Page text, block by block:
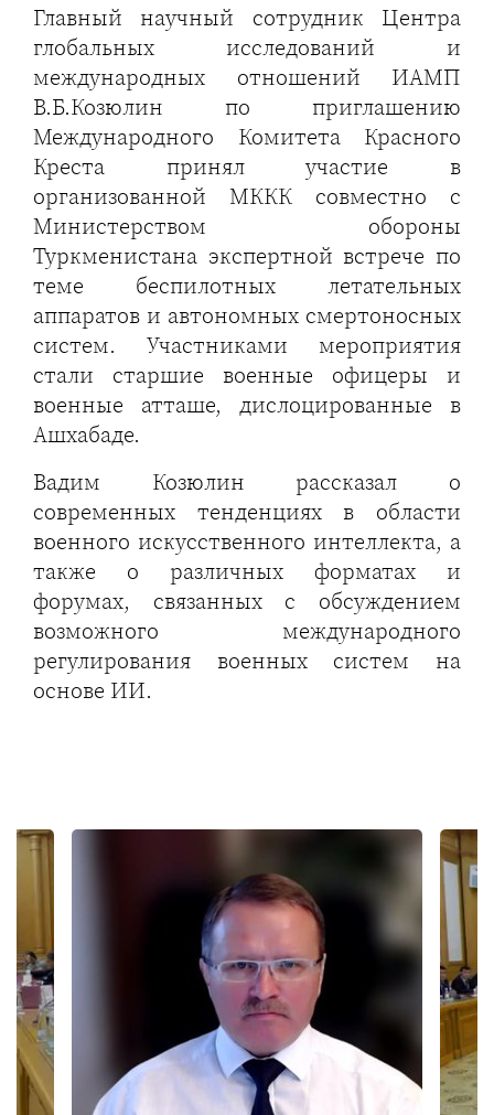
Главный научный сотрудник Центра
глобальных исследований и
международных отношений ИАМП
В.Б.Козюлин по приглашению
Международного Комитета Красного
Креста принял участие в
организованной МККК совместно с
Министерством обороны
Туркменистана экспертной встрече по
теме беспилотных летательных
аппаратов и автономных смертоносных
систем. Участниками мероприятия
стали старшие военные офицеры и
военные атташе, дислоцированные в
Ашхабаде.
Вадим Козюлин рассказал о
современных тенденциях в области
военного искусственного интеллекта, а
также о различных форматах и
форумах, связанных с обсуждением
возможного международного
регулирования военных систем на
основе ИИ.